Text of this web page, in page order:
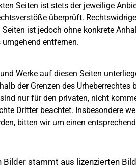
Seiten ist stets der jeweilige
überprüft.
ist jedoch ohne konkrete
entfernen.
Werke auf diesen Seiten
der Grenzen des
nur für den privaten, nicht
Dritter beachtet. Insbesondere
bitten wir um einen
Bilder stammt aus lizenzierten